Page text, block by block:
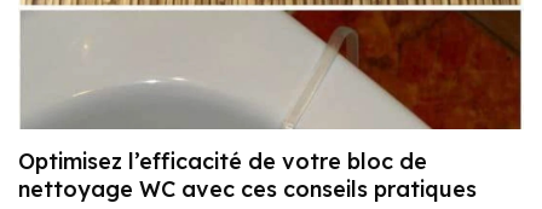
Optimisez l’efficacité de votre bloc de
nettoyage WC avec ces conseils pratiques